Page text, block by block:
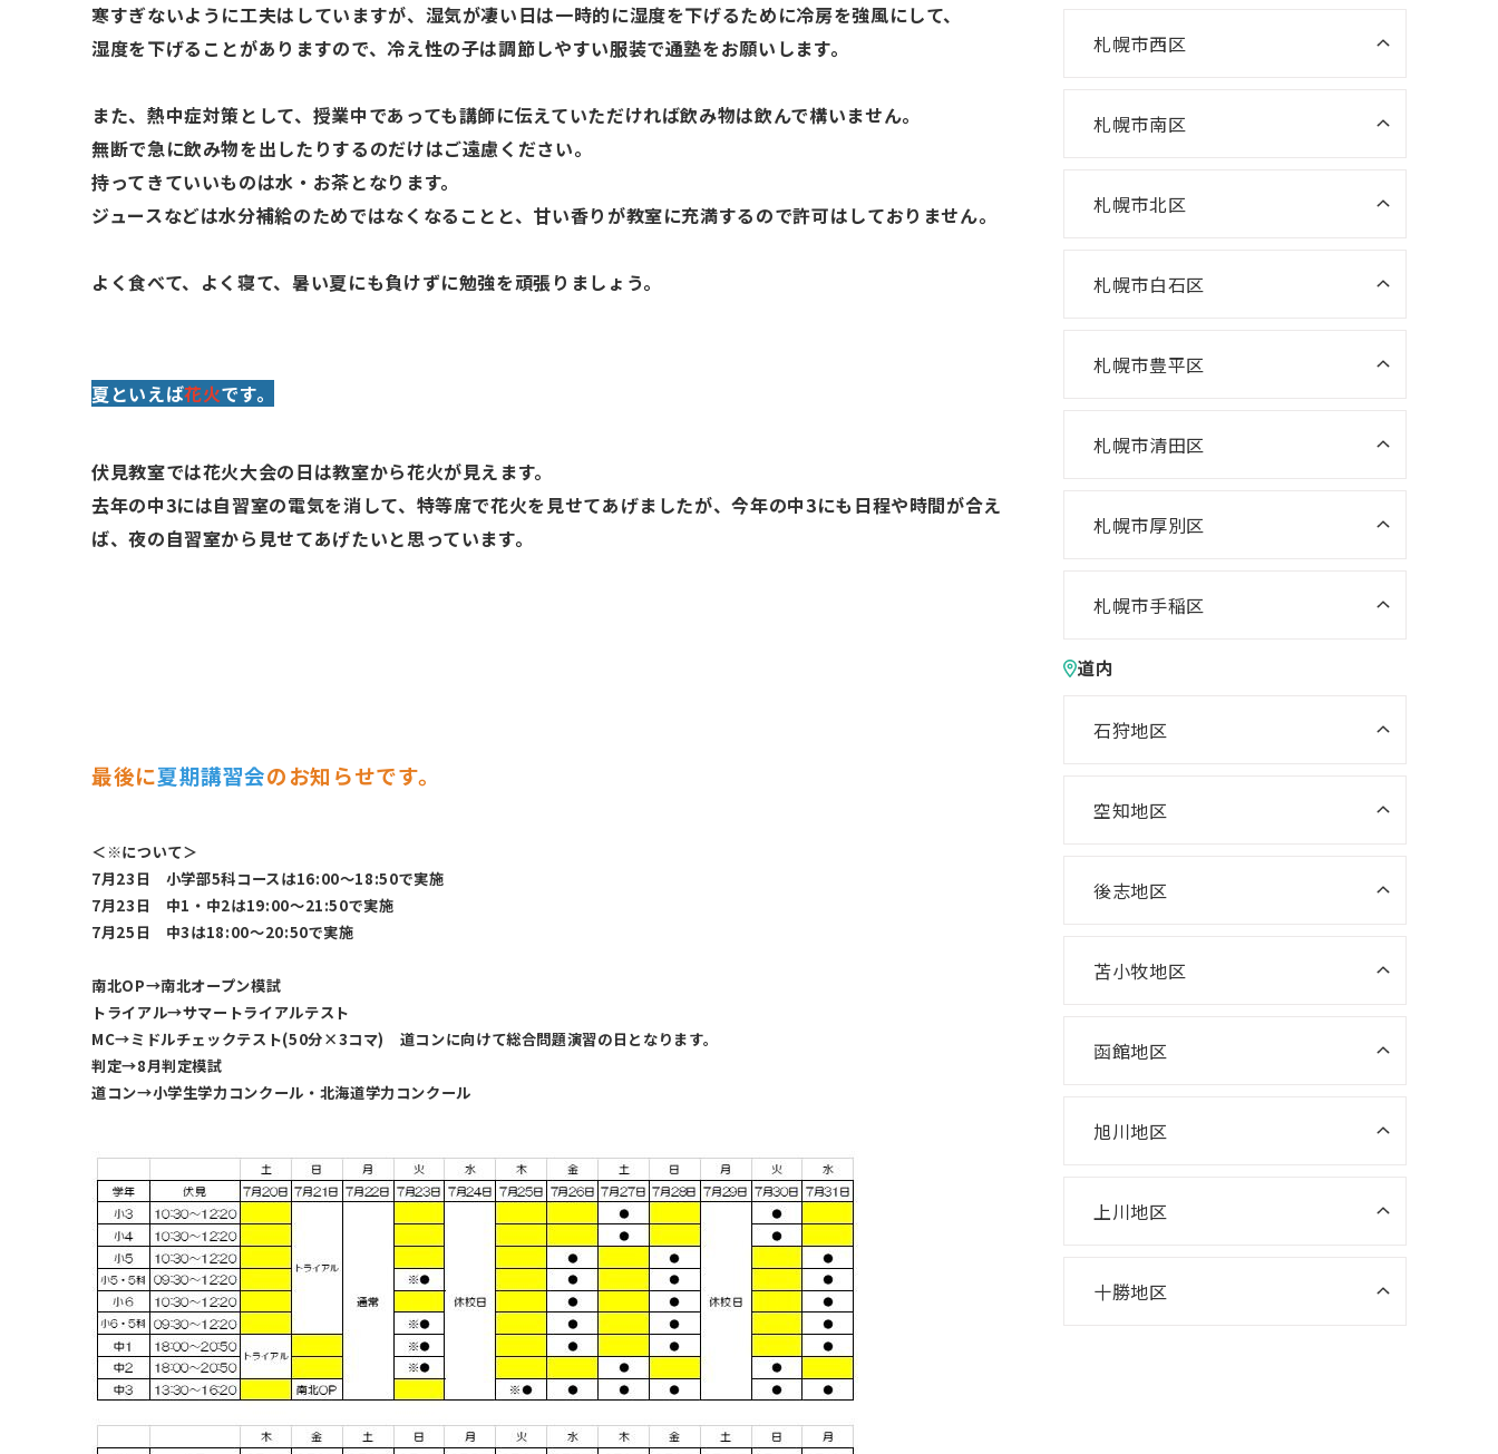
寒すぎないように工夫はしていますが、湿気が凄い日は一時的に湿度を下げるために冷房を強風にして、
湿度を下げることがありますので、冷え性の子は調節しやすい服装で通塾をお願いします。
また、熱中症対策として、授業中であっても講師に伝えていただければ飲み物は飲んで構いません。
無断で急に飲み物を出したりするのだけはご遠慮ください。
持ってきていいものは水・お茶となります。
ジュースなどは水分補給のためではなくなることと、甘い香りが教室に充満するので許可はしておりません。
よく食べて、よく寝て、暑い夏にも負けずに勉強を頑張りましょう。
夏といえば花火です。
伏見教室では花火大会の日は教室から花火が見えます。
去年の中3には自習室の電気を消して、特等席で花火を見せてあげましたが、今年の中3にも日程や時間が合え
ば、夜の自習室から見せてあげたいと思っています。
最後に夏期講習会のお知らせです。
＜※について＞
7月23 日 小学部5科コースは16:00～18:50で実施
7月23 日 中1 ・中2は19:00～21:50で実施
7月25 日 中3は18:00～20:50で実施
南北OP→南北オープン模試
トライアル→サマートライアルテスト
MC→ミドルチェックテスト(50分×3コマ)
道コンに向けて総合問題演習の日となります。
判定→8月判定模試
道コン→小学生学力コンクール・北海道学力コンクール
NISCO plus 円山教室
ニスコパーソナル 伏見教室
ニスコパーソナル 啓明教室
ニスコ進学スクール 札苗北教室
ニスコパーソナル 環状通東教室
札幌市西区
ニスコ進学スクール 山の手教室
ニスコ進学スクール 八軒教室
ニスコパーソナル 宮の沢教室
札幌市南区
札幌市北区
ニスコ進学スクール あいの里教
ニスコ進学スクール 屯田教室
ニスコパーソナル あいの里教室
札幌市白石区
ニスコ進学スクール 北郷教室
札幌市豊平区
ニスコパーソナル 福住教室
札幌市清田区
ニスコ進学スクール 平岡緑教室
室
室
ニスコ進学スクール 美しが丘教
札幌市厚別区
教室
室
ニスコパーソナル 平岡公園教室
札幌市手稲区
ニスコパーソナル 手稲教室
ニスコパーソナル 前田教室
道内
石狩地区
ニスコ進学スクール 大麻教室
ニスコ進学スクール 恵み野教室
ニスコパーソナル 千歳あずさ教
ニスコパーソナル 勇舞教室
空知地区
ニスコパーソナル 岩見沢教室
後志地区
苫小牧地区
函館地区
ニスコパーソナル 五稜郭教室
旭川地区
上川地区
十勝地区